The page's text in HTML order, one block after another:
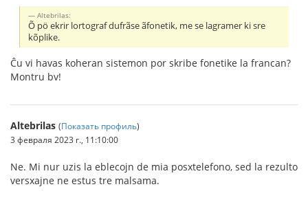
Altebrilas:
Õ pö ekrir lortograf dufrãse ãfonetik, me se lagramer ki sre
kõplike.
Ĉu vi havas koheran sistemon por skribe fonetike la francan?
Montru bv!
Altebrilas (Показать профиль)
3 февраля 2023 г., 11:10:00
Ne. Mi nur uzis la eblecojn de mia posxtelefono, sed la rezulto
versxajne ne estus tre malsama.